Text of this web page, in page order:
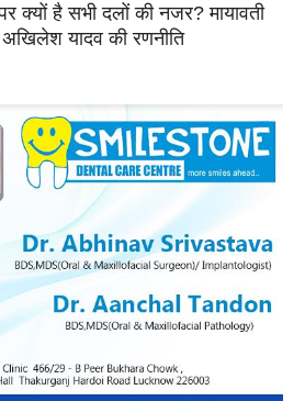
क्यों है सभी दलों की नजर? मायावती
यादव की रणनीति